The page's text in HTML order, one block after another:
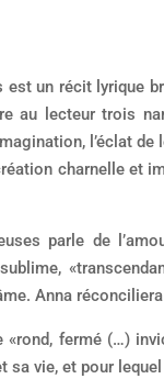
un récit lyrique
au lecteur trois
l’éclat
charnelle et
parle de
Anna
fermé (…)
sa vie, et pour